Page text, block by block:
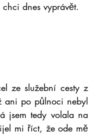
dnes vyprávět.
ze služební cesty z
ani po půlnoci nebyl
jsem tedy volala na
mi říct, že ode mě